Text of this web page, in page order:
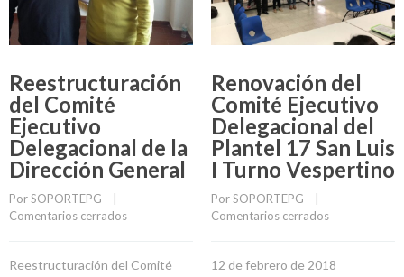
Reestructuración
del Comité
Ejecutivo
Delegacional de la
Dirección General
Por SOPORTEPG
Comentarios cerrados
Reestructuración del Comité
Renovación del
Comité Ejecutivo
Delegacional del
Plantel 17 San Luis
I Turno Vespertino
Por SOPORTEPG
Comentarios cerrados
12 de febrero de 2018